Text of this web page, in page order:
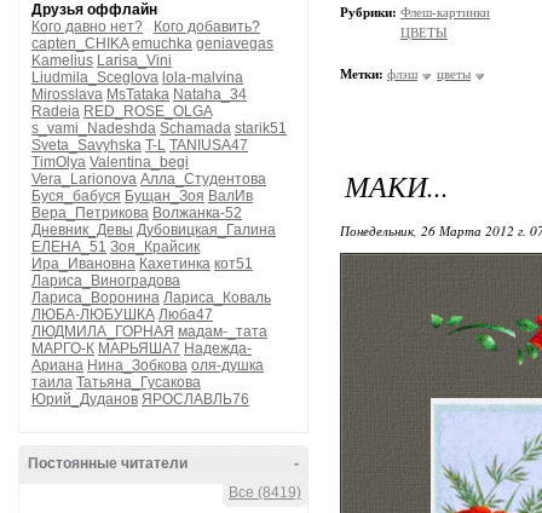
Друзья оффлайн
Кого давно нет?
Кого добавить?
capten_CHIKA emuchka geniavegas
Kamelius Larisa_Vini
Liudmila_Sceglova lola-malvina
Mirosslava MsTataka Nataha_34
Radeia RED_ROSE_OLGA
s_vami_Nadeshda Schamada starik51
Sveta_Savyhska T-L TANIUSA47
TimOlya Valentina_begi
Vera_Larionova Алла_Студентова
Буся_бабуся Бущан_Зоя ВалИв
Вера_Петрикова Волжанка-52
Дневник_Девы Дубовицкая_Галина
ЕЛЕНА_51 Зоя_Крайсик
Ира_Ивановна Кахетинка кот51
Лариса_Виноградова
Лариса_Воронина Лариса_Коваль
ЛЮБА-ЛЮБУШКА Люба47
ЛЮДМИЛА_ГОРНАЯ мадам-_тата
МАРГО-К МАРЬЯША7 Надежда-
Ариана Нина_Зобкова оля-душка
таила Татьяна_Гусакова
Юрий_Дуданов ЯРОСЛАВЛЬ76
-
Постоянные читатели
Все (8419)
Рубрики: Флеш-картинки
ЦВЕТЫ
Метки: флэш цветы
МАКИ...
Понедельник, 26 Марта 2012 г.